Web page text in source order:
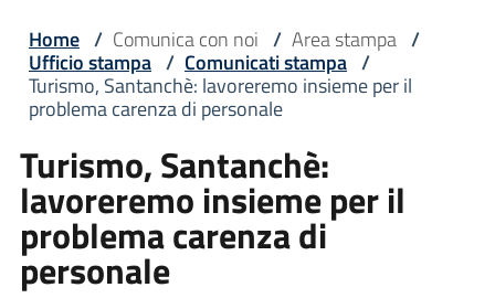
Home / Comunica con noi / Area stampa /
Ufficio stampa / Comunicati stampa /
Turismo, Santanchè: lavoreremo insieme per il
problema carenza di personale
Turismo, Santanchè:
lavoreremo insieme per il
problema carenza di
personale